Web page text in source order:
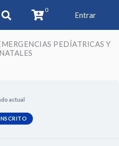
0
Entrar
PEDÍATRICAS Y
actual